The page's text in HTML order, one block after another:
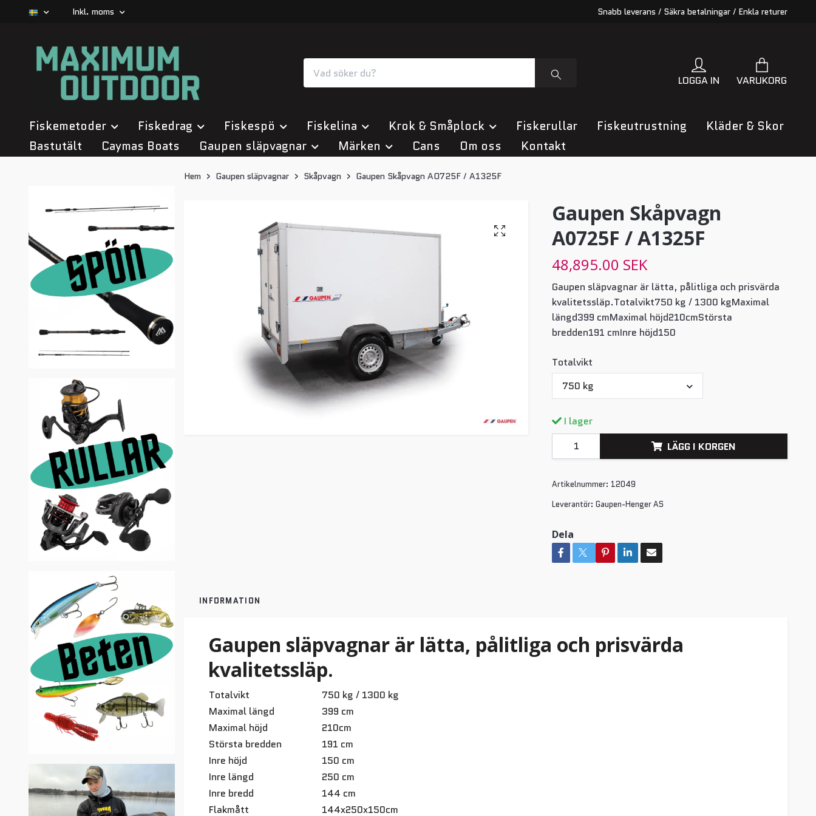
Inkl. moms Snabb leverans / Säkra betalningar / Enkla returer
LOGGA IN VARUKORG
Fiskemetoder Fiskedrag Fiskespö Fiskelina Krok & Småplock Fiskerullar Fiskeutrustning
Kläder & Skor
Bastutält
Caymas Boats Gaupen släpvagnar Märken Cans Om oss Kontakt
Hem Gaupen släpvagnar Skåpvagn Gaupen Skåpvagn A0725F / A1325F
Gaupen Skåpvagn
A0725F / A1325F
48,895.00 SEK
Gaupen släpvagnar är lätta, pålitliga och prisvärda
kvalitetssläp.Totalvikt750 kg / 1300 kgMaximal
längd399 cmMaximal höjd210cmStörsta
bredden191 cmInre höjd150
Totalvikt
750 kg
I lager
LÄGG I KORGEN
Artikelnummer: 12049
Leverantör: Gaupen-Henger AS
Dela
INFORMATION
Gaupen släpvagnar är lätta, pålitliga och prisvärda
kvalitetssläp.
Totalvikt
750 kg / 1300 kg
Maximal längd
399 cm
Maximal höjd
210cm
Största bredden
191 cm
Inre höjd
150 cm
Inre längd
250 cm
Inre bredd
144 cm
Flakmått
144x250x150cm